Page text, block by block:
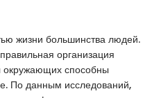
жизни большинства людей.
организация
окружающих способны
По данным исследований,